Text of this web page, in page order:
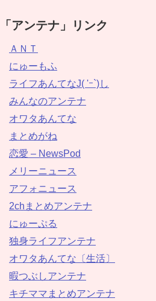
「アンテナ」リンク
ＡＮＴ
にゅーもふ
ライフあんてなJ( 'ｰ`)し
みんなのアンテナ
オワタあんてな
まとめがね
恋愛 – NewsPod
メリーニュース
アフォニュース
2chまとめアンテナ
にゅーぷる
独身ライフアンテナ
オワタあんてな〔生活〕
暇つぶしアンテナ
キチママまとめアンテナ